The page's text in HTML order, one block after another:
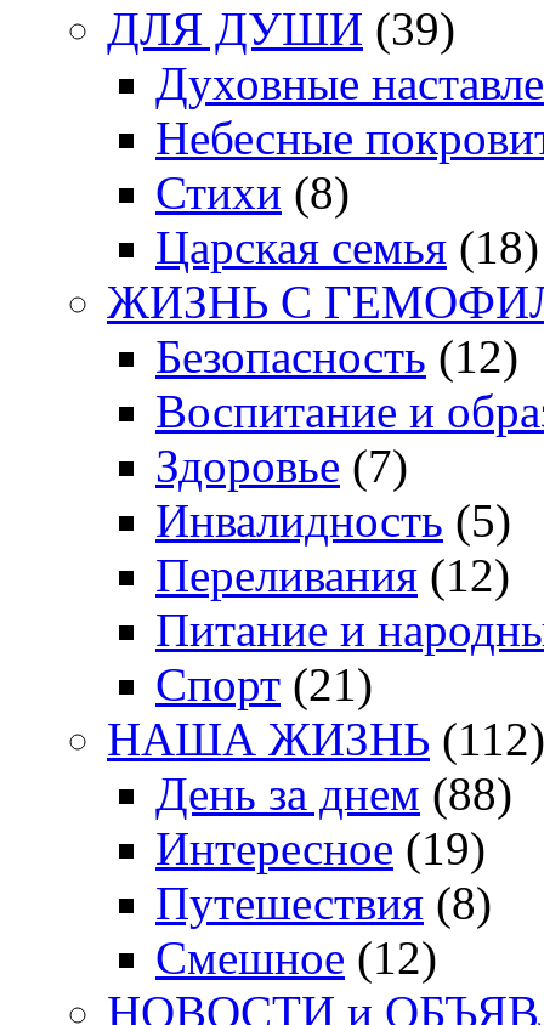
ДЛЯ ДУШИ (39)
Духовные
Небесные
Стихи (8)
Царская семья (18)
ЖИЗНЬ С
Безопасность (12)
Воспитание и
Здоровье (7)
Инвалидность (5)
Переливания (12)
Питание и
Спорт (21)
НАША ЖИЗНЬ (112)
День за днем (88)
Интересное (19)
Путешествия (8)
Смешное (12)
НОВОСТИ и